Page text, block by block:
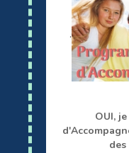
.
OUI,
des